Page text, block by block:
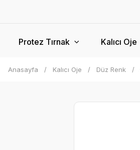
Protez Tırnak Kalıcı Oje
Anasayfa Kalıcı Oje Düz Renk